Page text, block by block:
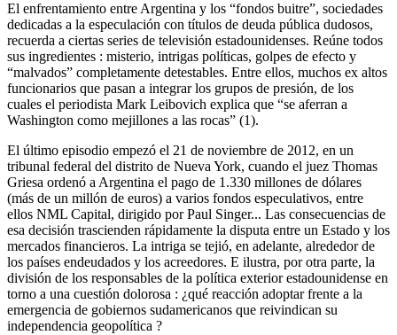
El enfrentamiento entre Argentina y los “fondos buitre”, sociedades
dedicadas a la especulación con títulos de deuda pública dudosos,
recuerda a ciertas series de televisión estadounidenses. Reúne todos
sus ingredientes : misterio, intrigas políticas, golpes de efecto y
“malvados” completamente detestables. Entre ellos, muchos ex altos
funcionarios que pasan a integrar los grupos de presión, de los
cuales el periodista Mark Leibovich explica que “se aferran a
Washington como mejillones a las rocas” (1).
El último episodio empezó el 21 de noviembre de 2012, en un
tribunal federal del distrito de Nueva York, cuando el juez Thomas
Griesa ordenó a Argentina el pago de 1.330 millones de dólares
(más de un millón de euros) a varios fondos especulativos, entre
ellos NML Capital, dirigido por Paul Singer... Las consecuencias de
esa decisión trascienden rápidamente la disputa entre un Estado y los
mercados financieros. La intriga se tejió, en adelante, alrededor de
los países endeudados y los acreedores. E ilustra, por otra parte, la
división de los responsables de la política exterior estadounidense en
torno a una cuestión dolorosa : ¿qué reacción adoptar frente a la
emergencia de gobiernos sudamericanos que reivindican su
independencia geopolítica ?